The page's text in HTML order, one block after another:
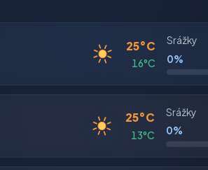
25°C
16°C
Srážky
0%
25°C
13°C
Srážky
0%